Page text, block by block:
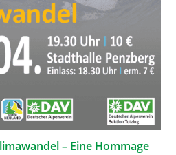
– Eine Hommage